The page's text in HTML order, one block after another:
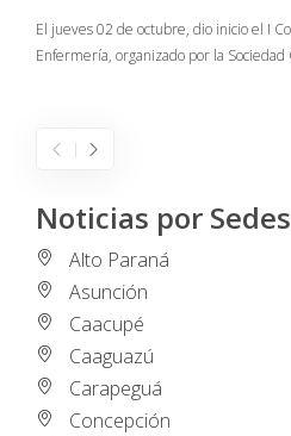
El jueves 02 de octubre, dio inicio el I
Enfermería, organizado por la
Noticias por Sedes
Alto Paraná
Asunción
Caacupé
Caaguazú
Carapeguá
Concepción